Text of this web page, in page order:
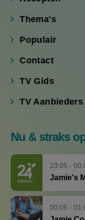
Thema's
Populair
Contact
TV Gids
TV Aanbieders
Nu & straks
23:05 -
Jamie's
00:05 -